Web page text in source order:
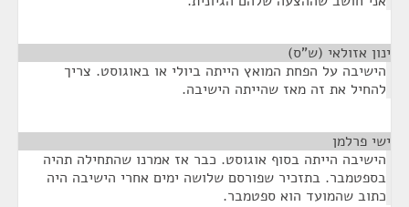
ינון אזולאי (ש"ס)
הישיבה על הפחת המואץ הייתה ביולי או באוגוסט. צריך
להחיל את זה מאז שהייתה הישיבה.
ישי פרלמן
הישיבה הייתה בסוף אוגוסט. כבר אז אמרנו שהתחילה תהיה
בספטמבר. בתזכיר שפורסם שלושה ימים אחרי הישיבה היה
כתוב שהמועד הוא ספטמבר.